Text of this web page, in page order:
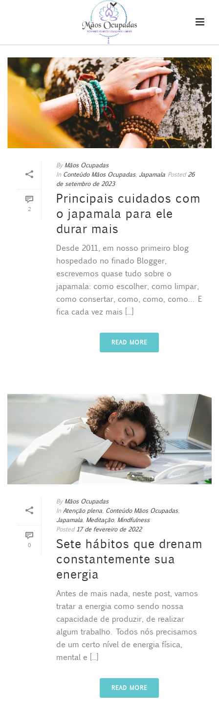
2
By Mãos Ocupadas
In Conteúdo Mãos Ocupadas, Japamala Posted 26
de setembro de 2023
Principais cuidados com
o japamala para ele
durar mais
Desde 2011, em nosso primeiro blog
hospedado no finado Blogger,
escrevemos quase tudo sobre o
japamala: como escolher, como limpar,
como consertar, como, como, como… E
fica cada vez mais [...]
READ MORE
0
By Mãos Ocupadas
In Atenção plena, Conteúdo Mãos Ocupadas,
Japamala, Meditação, Mindfulness
Posted 17 de fevereiro de 2022
Sete hábitos que drenam
constantemente sua
energia
Antes de mais nada, neste post, vamos
tratar a energia como sendo nossa
capacidade de produzir, de realizar
algum trabalho. Todos nós precisamos
de um certo nível de energia física,
mental e [...]
READ MORE